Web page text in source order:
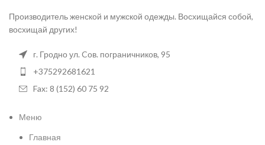
Производитель женской и мужской одежды. Восхищайся собой,
восхищай других!
г. Гродно ул. Cов. пограничников, 95
+375292681621
Fax: 8 (152) 60 75 92
Меню
Главная